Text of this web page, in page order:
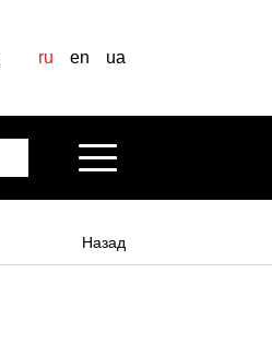
ru en ua
Назад